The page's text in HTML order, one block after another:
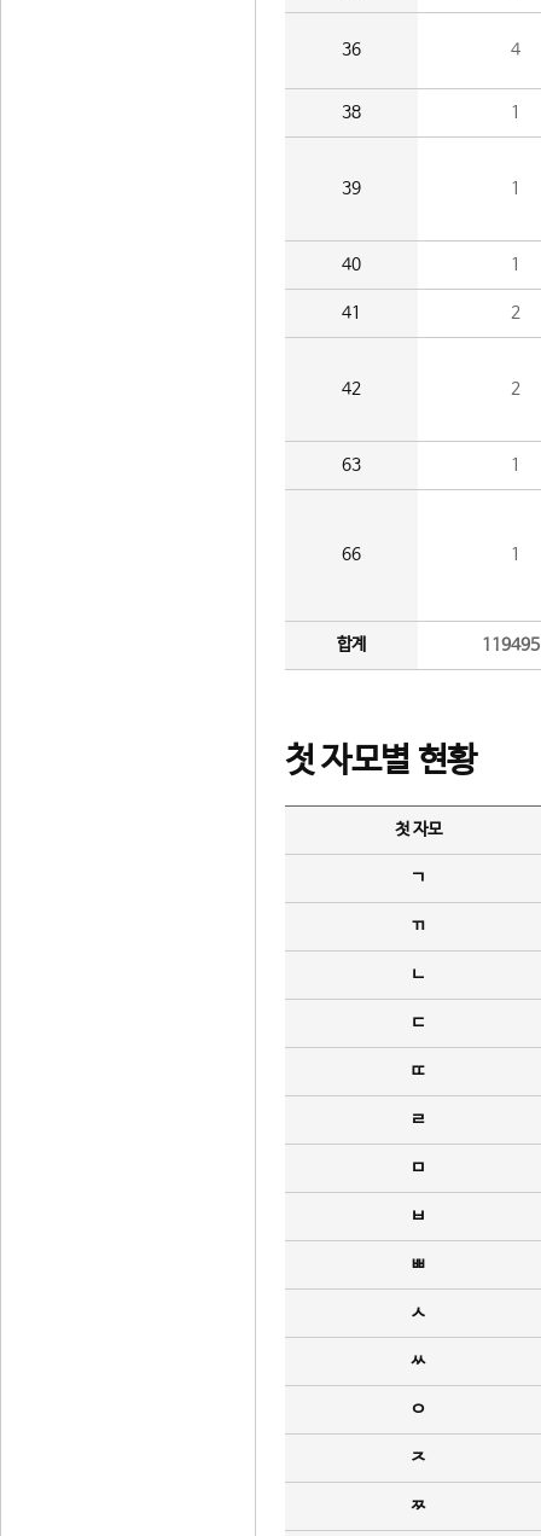
36 4
38 1
39 1
40 1
41 2
42 2
63 1
66 1
합계
첫 자모별 현황
첫 자모
ㄱ
ㄲ
ㄴ
ㄷ
ㄸ
ㄹ
ㅁ
ㅂ
ㅃ
ㅅ
ㅆ
ㅇ
ㅈ
ㅉ